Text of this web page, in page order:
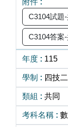
C3104試題
C3104答案
115
四技
共同